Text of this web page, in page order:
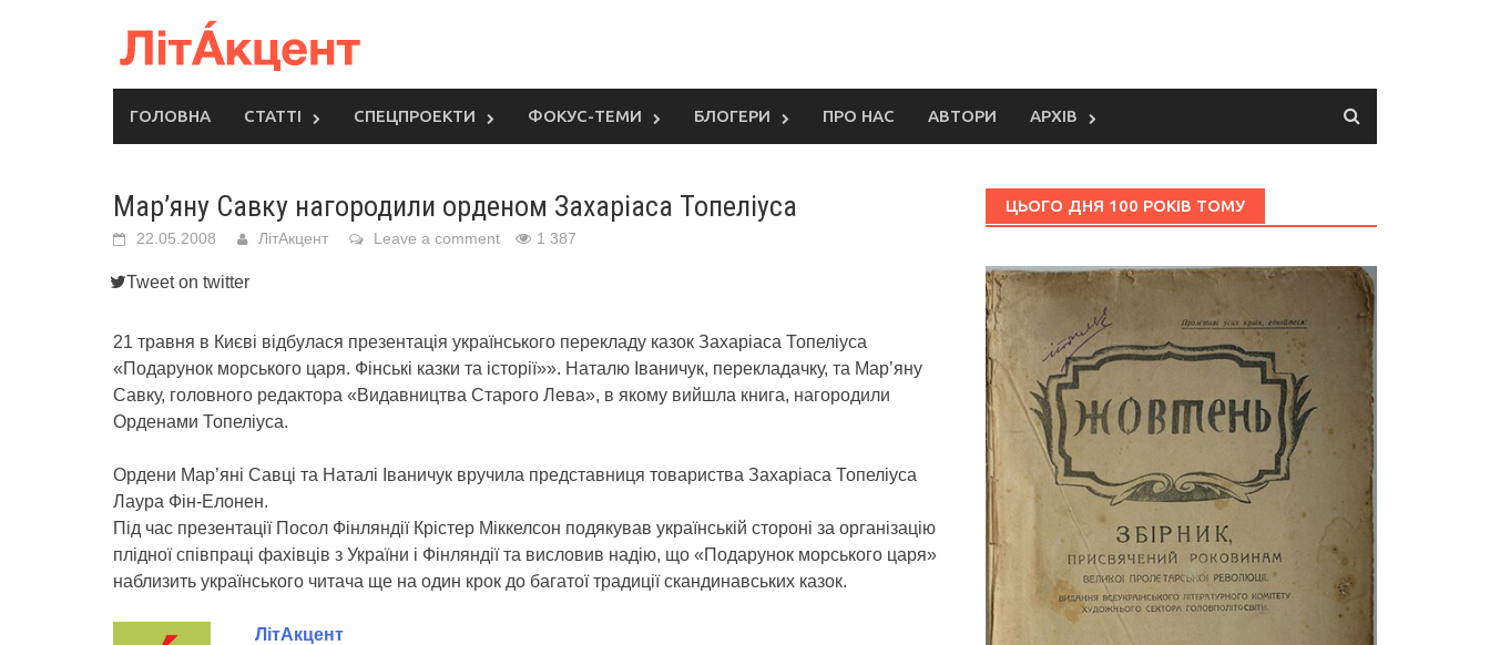
ГОЛОВНА СТАТТІ СПЕЦПРОЕКТИ ФОКУС-ТЕМИ БЛОГЕРИ ПРО НАС АВТОРИ АРХІВ
Мар’яну Савку нагородили орденом Захаріаса Топеліуса
22.05.2008 ЛітАкцент Leave a comment 1 387
Tweet on twitter
21 травня в Києві відбулася презентація українського перекладу казок Захаріаса Топеліуса
«Подарунок морського царя. Фінські казки та історії»». Наталю Іваничук, перекладачку, та Мар’яну
Савку, головного редактора «Видавництва Старого Лева», в якому вийшла книга, нагородили
Орденами Топеліуса.
Ордени Мар’яні Савці та Наталі Іваничук вручила представниця товариства Захаріаса Топеліуса
Лаура Фін-Елонен.
Під час презентації Посол Фінляндії Крістер Міккелсон подякував українській стороні за організацію
плідної співпраці фахівців з України і Фінляндії та висловив надію, що «Подарунок морського царя»
наблизить українського читача ще на один крок до багатої традиції скандинавських казок.
ЛітАкцент
ЦЬОГО ДНЯ 100 РОКІВ ТОМУ